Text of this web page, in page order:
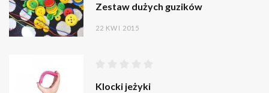
Zestaw dużych guzików
22 KWI 2015
Klocki jeżyki